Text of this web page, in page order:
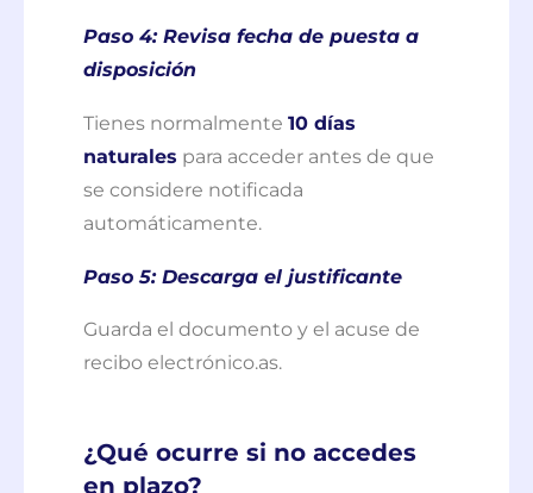
Paso 4: Revisa fecha de puesta a
disposición
Tienes normalmente 10 días
naturales para acceder antes de que
se considere notificada
automáticamente.
Paso 5: Descarga el justificante
Guarda el documento y el acuse de
recibo electrónico.as.
¿Qué ocurre si no accedes
en plazo?